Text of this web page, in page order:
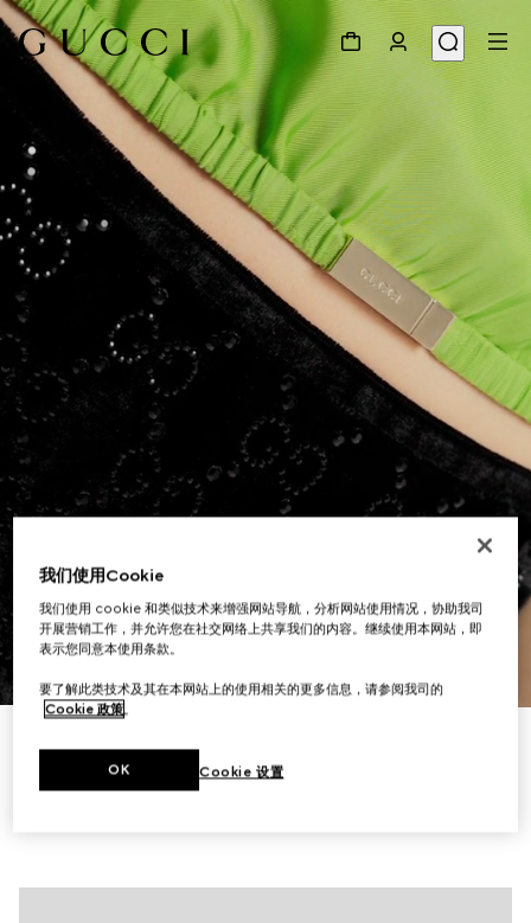
我们使用Cookie
我们使用 cookie 和类似技术来增强网站导航，分析网站使用情况，协助我司
开展营销工作，并允许您在社交网络上共享我们的内容。继续使用本网站，即
表示您同意本使用条款。
要了解此类技术及其在本网站上的使用相关的更多信息，请参阅我司的
Cookie 政策。
Cookie 设置
OK